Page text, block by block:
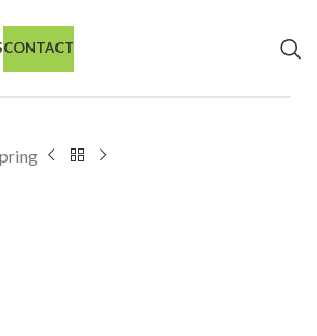
CONTACT